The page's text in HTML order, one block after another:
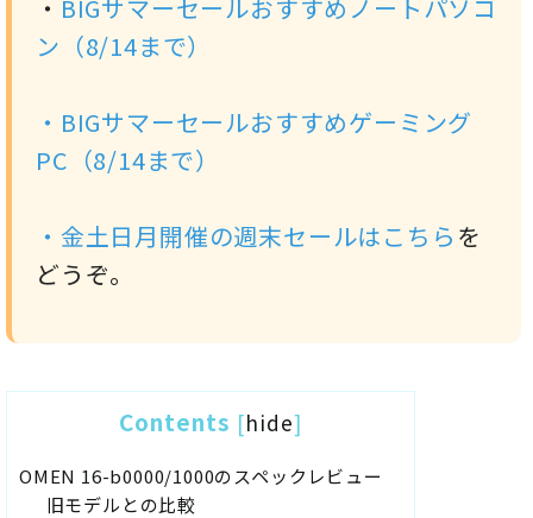
・ BIGサマーセールおすすめノートパソコ
ン（8/14まで）
・ BIGサマーセールおすすめゲーミング
PC（8/14まで）
・金土日月開催の週末セールはこちら を
どうぞ。
Contents [hide]
OMEN 16-b0000/1000のスペックレビュー
旧モデルとの比較